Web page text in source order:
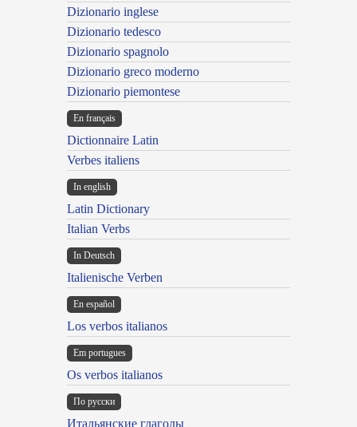
Dizionario inglese
Dizionario tedesco
Dizionario spagnolo
Dizionario greco moderno
Dizionario piemontese
En français
Dictionnaire Latin
Verbes italiens
In english
Latin Dictionary
Italian Verbs
In Deutsch
Italienische Verben
En español
Los verbos italianos
Em portugues
Os verbos italianos
По русски
Итальянские глаголы